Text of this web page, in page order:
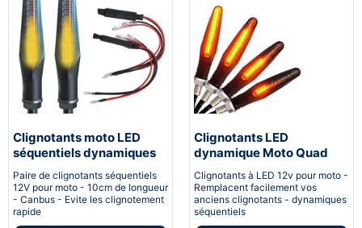
Clignotants moto LED
séquentiels dynamiques
canbus Next-Tech®
Paire de clignotants séquentiels
12V pour moto - 10cm de longueur
- Canbus - Evite les clignotement
rapide
Clignotants LED
dynamique Moto Quad
Scooter Next-Tech®
Clignotants à LED 12v pour moto -
Remplacent facilement vos
anciens clignotants - dynamiques
séquentiels